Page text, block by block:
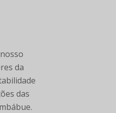
da
das